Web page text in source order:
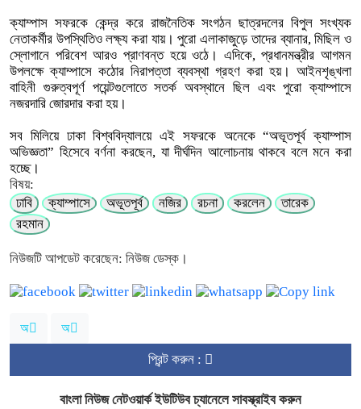
ক্যাম্পাস সফরকে কেন্দ্র করে রাজনৈতিক সংগঠন ছাত্রদলের বিপুল সংখ্যক
নেতাকর্মীর উপস্থিতিও লক্ষ্য করা যায়। পুরো এলাকাজুড়ে তাদের ব্যানার, মিছিল ও
স্লোগানে পরিবেশ আরও প্রাণবন্ত হয়ে ওঠে। এদিকে, প্রধানমন্ত্রীর আগমন
উপলক্ষে ক্যাম্পাসে কঠোর নিরাপত্তা ব্যবস্থা গ্রহণ করা হয়। আইনশৃঙ্খলা
বাহিনী গুরুত্বপূর্ণ পয়েন্টগুলোতে সতর্ক অবস্থানে ছিল এবং পুরো ক্যাম্পাসে
নজরদারি জোরদার করা হয়।
সব মিলিয়ে ঢাকা বিশ্ববিদ্যালয়ে এই সফরকে অনেকে “অভূতপূর্ব ক্যাম্পাস
অভিজ্ঞতা” হিসেবে বর্ণনা করছেন, যা দীর্ঘদিন আলোচনায় থাকবে বলে মনে করা
হচ্ছে।
বিষয়:
ঢাবি
ক্যাম্পাসে অভূতপূর্ব নজির রচনা করলেন
তারেক
রহমান
নিউজটি আপডেট করেছেন: নিউজ ডেস্ক।
অ অ
প্রিন্ট করুন :
বাংলা নিউজ নেটওয়ার্ক ইউটিউব চ্যানেলে সাবস্ক্রাইব করুন